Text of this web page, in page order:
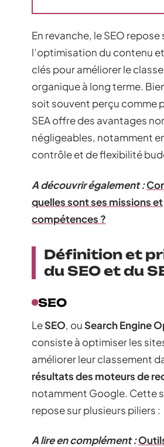
En revanche, le SEO repose
l’optimisation du contenu
clés pour améliorer le
organique à long terme.
soit souvent perçu comme
SEA offre des avantages
négligeables, notamment
contrôle et de flexibilité
A découvrir également :
quelles sont ses missions et
compétences ?
Définition et
du SEO et du
SEO
LeSEO, ou Search Engine
consiste à optimiser les
améliorer leur classement
résultats des moteurs de
notamment Google. Cette
repose sur plusieurs piliers :
A lire en complément :